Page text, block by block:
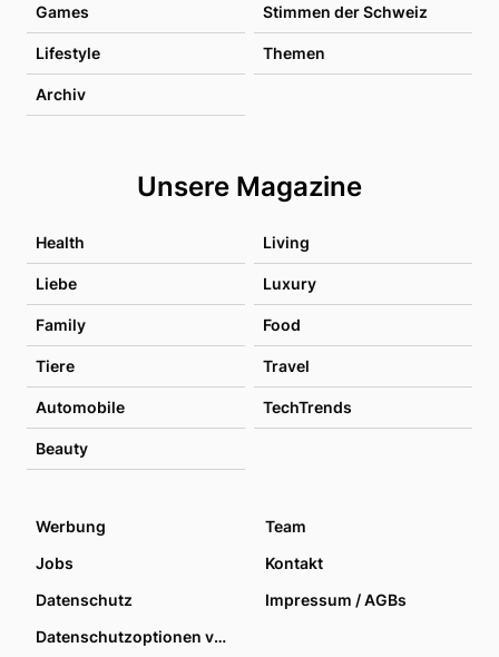
Games Stimmen der Schweiz
Lifestyle Themen
Archiv
Unsere Magazine
Health Living
Liebe Luxury
Family Food
Tiere Travel
Automobile TechTrends
Beauty
Werbung
Team
Jobs
Kontakt
Datenschutz
Impressum / AGBs
Datenschutzoptionen verwalten